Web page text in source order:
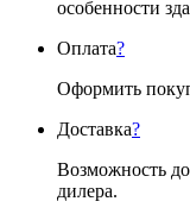
особенности
Оплата?
Оформить
Доставка?
Возможность
дилера.